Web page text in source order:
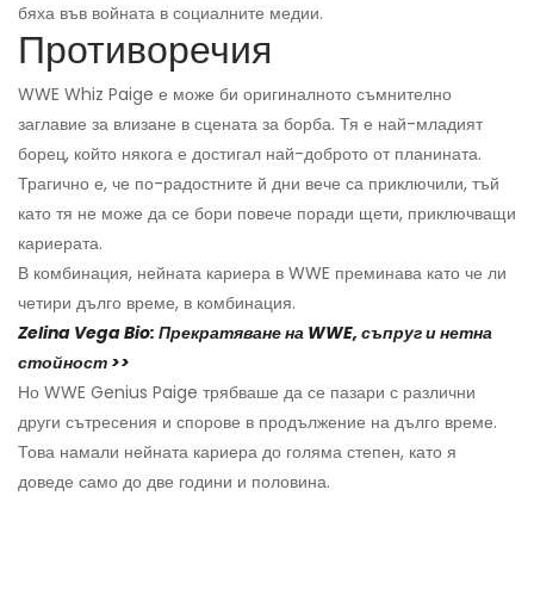
бяха във войната в социалните медии.
Противоречия
WWE Whiz Paige е може би оригиналното съмнително
заглавие за влизане в сцената за борба. Тя е най-младият
борец, който някога е достигал най-доброто от планината.
Трагично е, че по-радостните й дни вече са приключили, тъй
като тя не може да се бори повече поради щети, приключващи
кариерата.
В комбинация, нейната кариера в WWE преминава като че ли
четири дълго време, в комбинация.
Zelina Vega Bio: Прекратяване на WWE, съпруг и нетна
стойност >>
Но WWE Genius Paige трябваше да се пазари с различни
други сътресения и спорове в продължение на дълго време.
Това намали нейната кариера до голяма степен, като я
доведе само до две години и половина.